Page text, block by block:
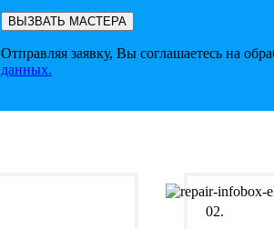
Отправляя заявку, Вы соглашаетесь на
данных.
02.